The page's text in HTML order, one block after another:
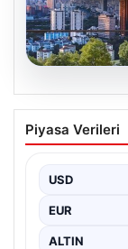
05.08.2026
DAP
Konut
Hayata
Gayrimenkul
projeleriyle
çekici bir adım…
Piyasa Verileri
USD
EUR
ALTIN